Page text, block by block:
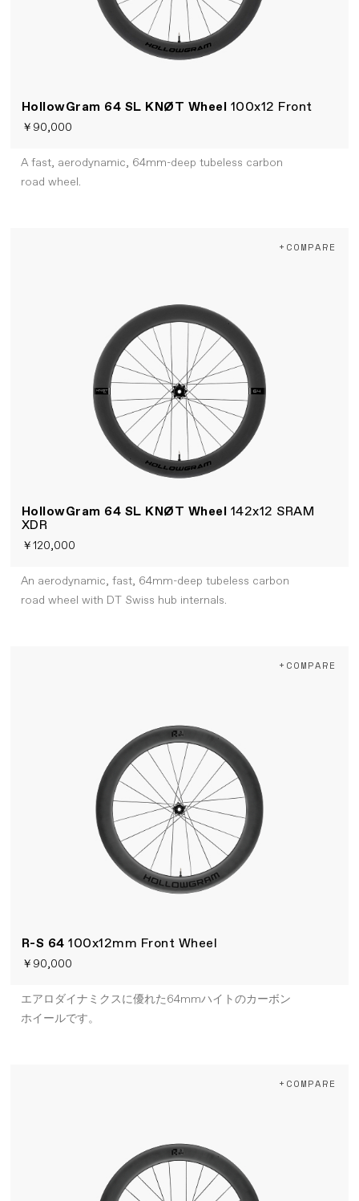
HollowGram 64 SL KNØT Wheel 100x12 Front
￥90,000
A fast, aerodynamic, 64mm-deep tubeless carbon
road wheel.
HollowGram 64 SL KNØT Wheel 142x12 SRAM
XDR
￥120,000
+COMPARE
An aerodynamic, fast, 64mm-deep tubeless carbon
road wheel with DT Swiss hub internals.
R-S 64100x12mm Front Wheel
￥90,000
+COMPARE
エアロダイナミクスに優れた64mmハイトのカーボン
ホイールです。
+COMPARE